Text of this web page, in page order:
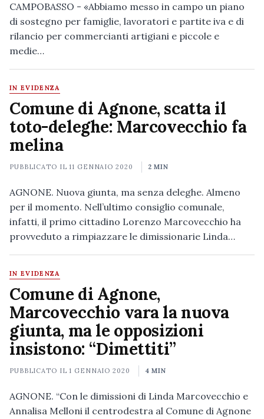
CAMPOBASSO - «Abbiamo messo in campo un piano
di sostegno per famiglie, lavoratori e partite iva e di
rilancio per commercianti artigiani e piccole e
medie…
IN EVIDENZA
Comune di Agnone, scatta il
toto-deleghe: Marcovecchio fa
melina
PUBBLICATO IL11 GENNAIO 2020 2 MIN
AGNONE. Nuova giunta, ma senza deleghe. Almeno
per il momento. Nell’ultimo consiglio comunale,
infatti, il primo cittadino Lorenzo Marcovecchio ha
provveduto a rimpiazzare le dimissionarie Linda…
IN EVIDENZA
Comune di Agnone,
Marcovecchio vara la nuova
giunta, ma le opposizioni
insistono: “Dimettiti”
PUBBLICATO IL1 GENNAIO 2020 4 MIN
AGNONE. “Con le dimissioni di Linda Marcovecchio e
Annalisa Melloni il centrodestra al Comune di Agnone